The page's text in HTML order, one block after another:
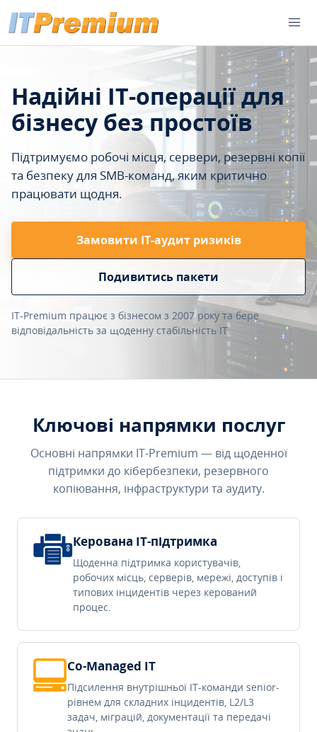
Надійні IT-операції для
бізнесу без простоїв
Підтримуємо робочі місця, сервери, резервні копії
та безпеку для SMB-команд, яким критично
працювати щодня.
Замовити ІТ-аудит ризиків
Подивитись пакети
IT-Premium працює з бізнесом з 2007 року та бере
відповідальність за щоденну стабільність IT.
Ключові напрямки послуг
Основні напрямки IT-Premium — від щоденної
підтримки до кібербезпеки, резервного
копіювання, інфраструктури та аудиту.
Керована IT-підтримка
Щоденна підтримка користувачів,
робочих місць, серверів, мережі, доступів і
типових інцидентів через керований
процес.
Co-Managed IT
Підсилення внутрішньої IT-команди senior-
рівнем для складних інцидентів, L2/L3
задач, міграцій, документації та передачі